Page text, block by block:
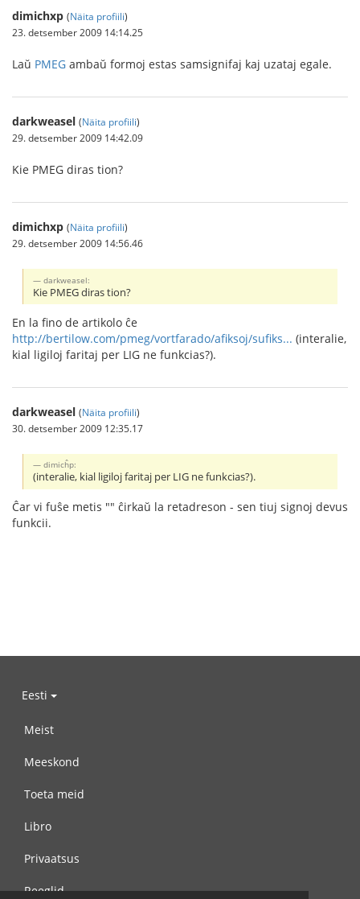
dimichxp (Näita profiili)
23. detsember 2009 14:14.25
Laŭ PMEG ambaŭ formoj estas samsignifaj kaj uzataj egale.
darkweasel (Näita profiili)
29. detsember 2009 14:42.09
Kie PMEG diras tion?
dimichxp (Näita profiili)
29. detsember 2009 14:56.46
darkweasel:
Kie PMEG diras tion?
En la fino de artikolo ĉe
http://bertilow.com/pmeg/vortfarado/afiksoj/sufiks... (interalie,
kial ligiloj faritaj per LIG ne funkcias?).
darkweasel (Näita profiili)
30. detsember 2009 12:35.17
dimicĥp:
(interalie, kial ligiloj faritaj per LIG ne funkcias?).
Ĉar vi fuŝe metis "" ĉirkaŭ la retadreson - sen tiuj signoj devus
funkcii.
Eesti
Meist
Meeskond
Toeta meid
Libro
Privaatsus
Reeglid